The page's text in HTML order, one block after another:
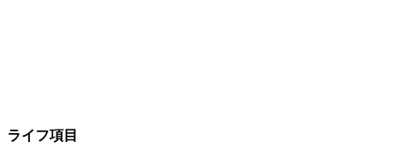
ライフ項目